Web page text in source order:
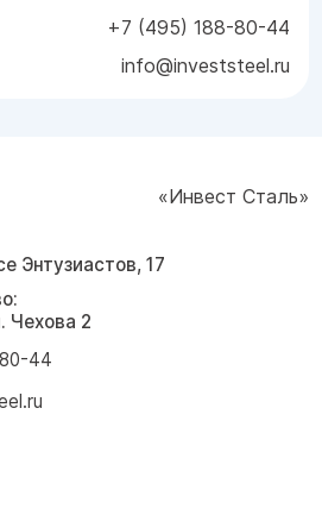
+7 (495) 188-80-44
info@investsteel.ru
«Инвест Сталь»
Энтузиастов, 17
Чехова 2
44